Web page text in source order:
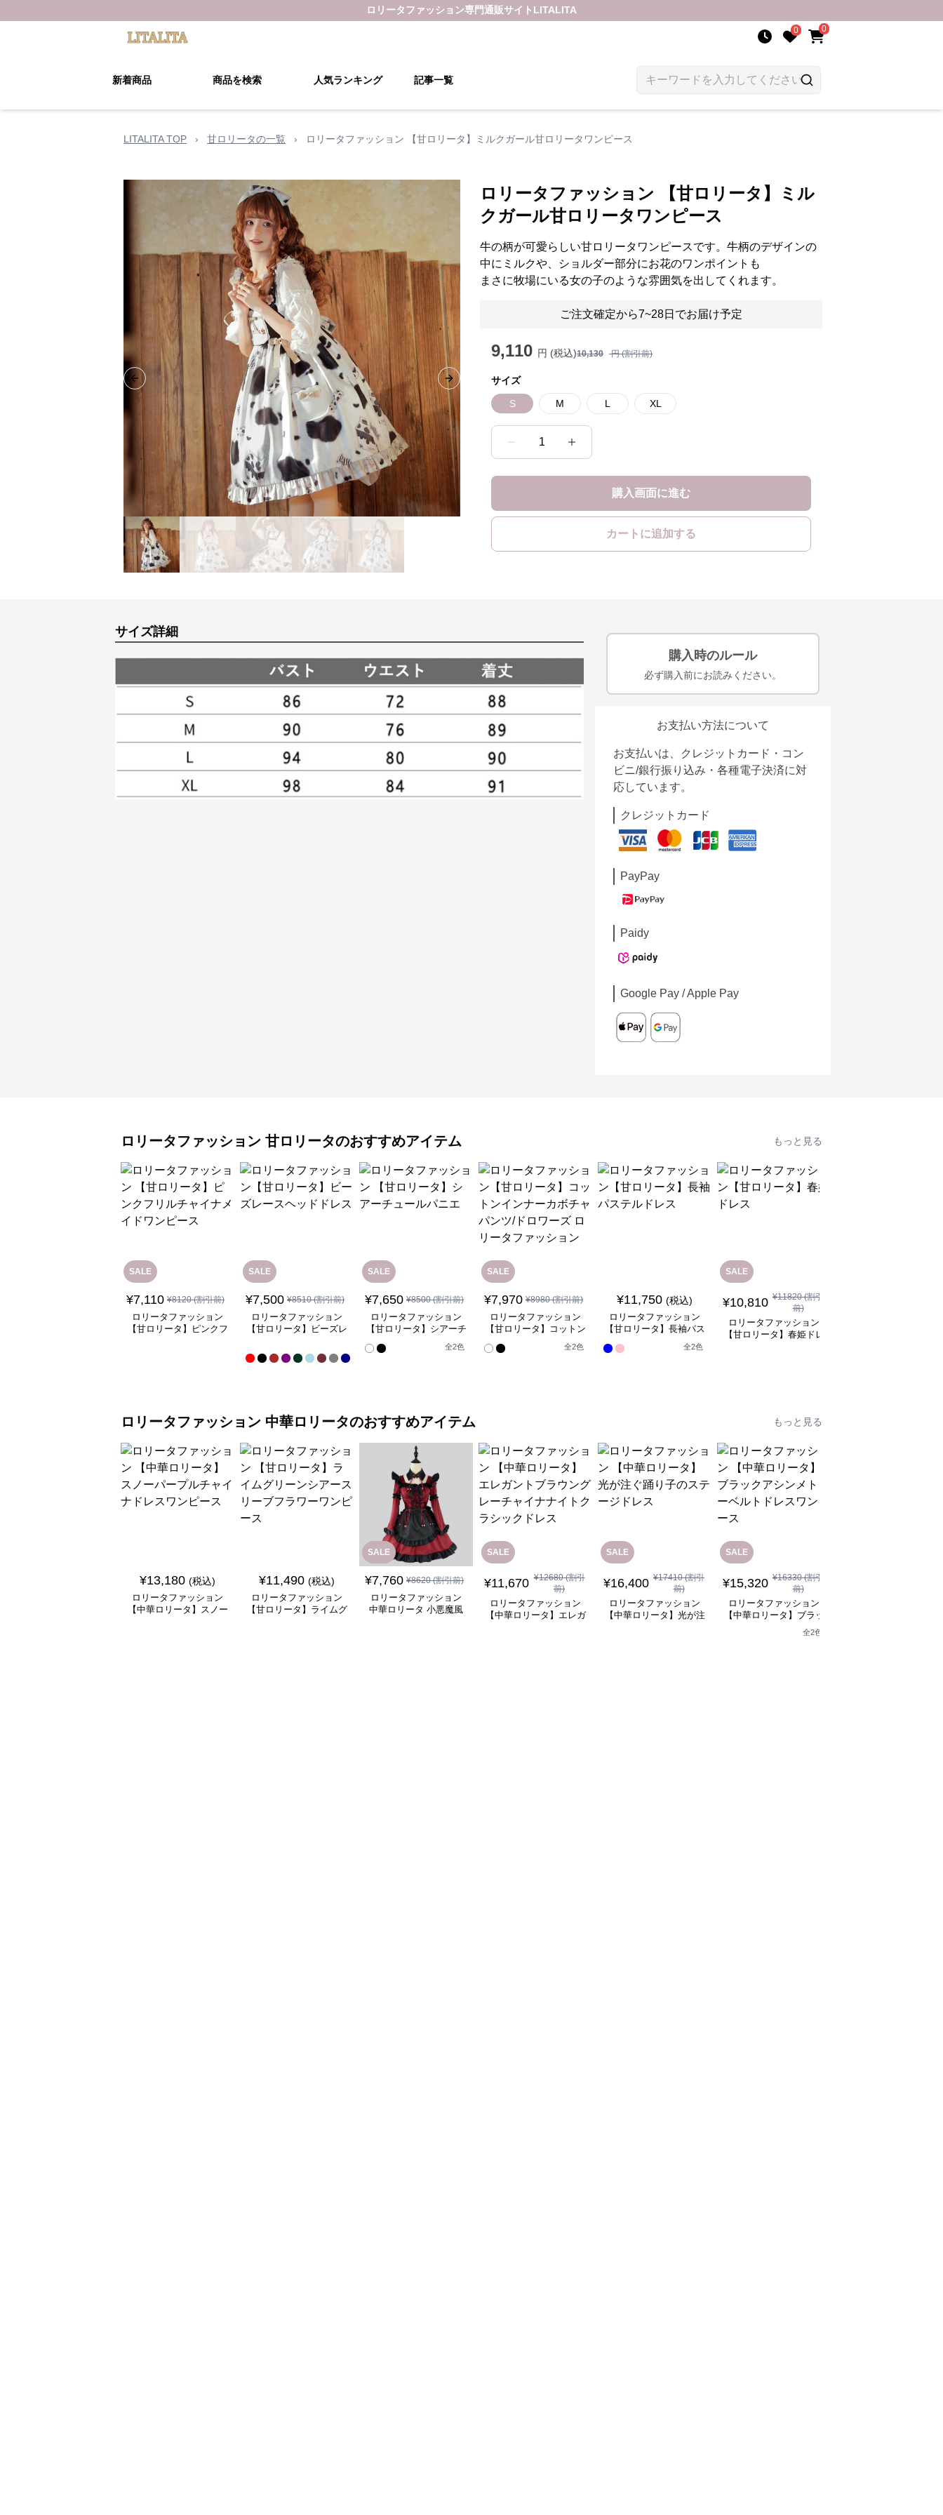
ロリータファッション専門通販サイト LITALITA
0 0
新着商品 商品を検索 人気ランキング 記事一覧
LITALITA TOP › 甘ロリータの一覧 › ロリータファッション 【甘ロリータ】ミルクガール甘ロリータワンピース
Previous slide Next slide
ロリータファッション 【甘ロリータ】ミル
クガール甘ロリータワンピース
牛の柄が可愛らしい甘ロリータワンピースです。牛柄のデザインの
中にミルクや、ショルダー部分にお花のワンポイントも
まさに牧場にいる女の子のような雰囲気を出してくれます。
ご注文確定から7~28日でお届け予定
9,110 円 (税込)10,130 円 (割引前)
サイズ
S M L XL
1
購入画面に進む
カートに追加する
サイズ詳細
購入時のルール
必ず購入前にお読みください。
お支払い方法について
お支払いは、クレジットカード・コン
ビニ/銀行振り込み・各種電子決済に対
応しています。
クレジットカード
PayPay
Paidy
Google Pay / Apple Pay
ロリータファッション 甘ロリータのおすすめアイテム もっと見る
SALE
¥7,110 ¥8120(割引前)
ロリータファッション
【甘ロリータ】ピンクフ
SALE
¥7,500 ¥8510(割引前)
ロリータファッション
【甘ロリータ】ビーズレ
SALE
¥7,650 ¥8500(割引前)
ロリータファッション
【甘ロリータ】シアーチ
全2色
SALE
¥7,970 ¥8980(割引前)
ロリータファッション
【甘ロリータ】コットン
インナーカボチャパン
ツ/ドロワーズ ロリータ
全2色
¥11,750 (税込)
ロリータファッション
【甘ロリータ】長袖パス
全2色
SALE
¥10,810 ¥11820(割引
前)
ロリータファッション
【甘ロリータ】春姫ドレ
ロリータファッション 中華ロリータのおすすめアイテム もっと見る
¥13,180 (税込)
ロリータファッション
【中華ロリータ】スノー
¥11,490 (税込)
ロリータファッション
【甘ロリータ】ライムグ
SALE
¥7,760 ¥8620(割引前)
ロリータファッション
中華ロリータ 小悪魔風
SALE
¥11,670 ¥12680(割引
前)
ロリータファッション
【中華ロリータ】エレガ
SALE
¥16,400 ¥17410(割引
前)
ロリータファッション
【中華ロリータ】光が注
SALE
¥15,320 ¥16330(割引
前)
ロリータファッション
【中華ロリータ】ブラッ
クアシンメトリーベルト
ドレスワンピース
全2色